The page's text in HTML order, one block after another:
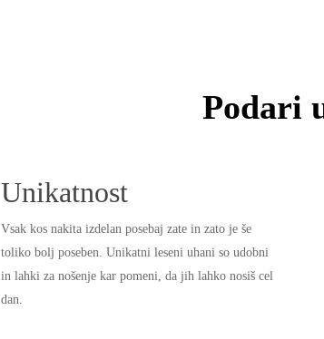
Podari
Unikatnost
Vsak kos nakita izdelan posebaj zate in zato je še
toliko bolj poseben. Unikatni leseni uhani so udobni
in lahki za nošenje kar pomeni, da jih lahko nosiš cel
dan.